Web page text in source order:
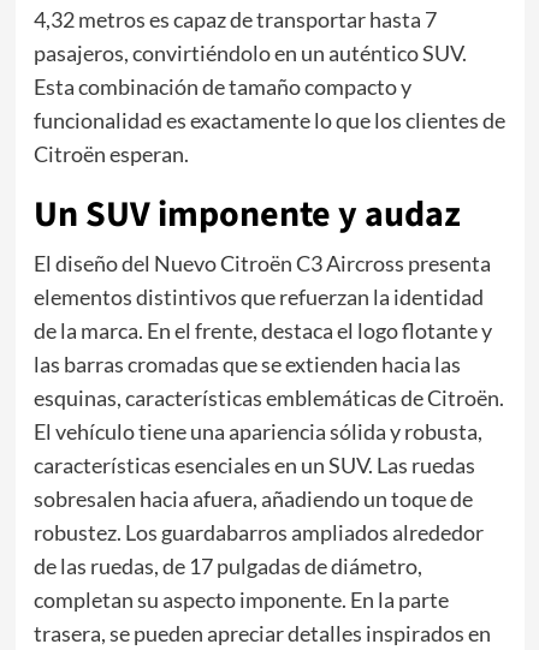
4,32 metros es capaz de transportar hasta 7
pasajeros, convirtiéndolo en un auténtico SUV.
Esta combinación de tamaño compacto y
funcionalidad es exactamente lo que los clientes de
Citroën esperan.
Un SUV imponente y audaz
El diseño del Nuevo Citroën C3 Aircross presenta
elementos distintivos que refuerzan la identidad
de la marca. En el frente, destaca el logo flotante y
las barras cromadas que se extienden hacia las
esquinas, características emblemáticas de Citroën.
El vehículo tiene una apariencia sólida y robusta,
características esenciales en un SUV. Las ruedas
sobresalen hacia afuera, añadiendo un toque de
robustez. Los guardabarros ampliados alrededor
de las ruedas, de 17 pulgadas de diámetro,
completan su aspecto imponente. En la parte
trasera, se pueden apreciar detalles inspirados en